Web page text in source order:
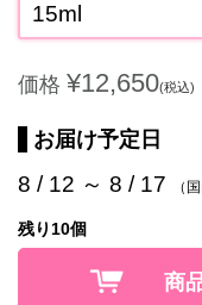
15ml
価格 ¥12,650(税込)
お届け予定日
8 / 12 ～ 8 / 17 （
残り10個
商